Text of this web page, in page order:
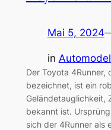
Mai 5, 2024
in
Der Toyota 4Runner,
bezeichnet, ist ein
Geländetauglichkeit,
bekannt ist.
sich der 4Runner als